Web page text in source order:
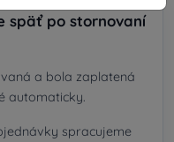
späť po stornovaní
a bola zaplatená
automaticky.
spracujeme